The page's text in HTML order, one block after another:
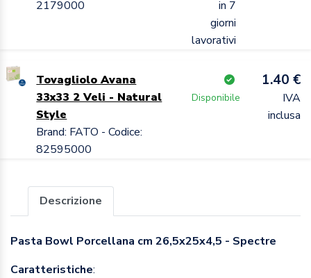
2179000
in 7
giorni
lavorativi
Tovagliolo Avana
33x33 2 Veli - Natural
Style
Brand: FATO - Codice:
82595000
Disponibile
1.40 €
IVA
inclusa
Descrizione
Pasta Bowl Porcellana cm 26,5x25x4,5 - Spectre
Caratteristiche: